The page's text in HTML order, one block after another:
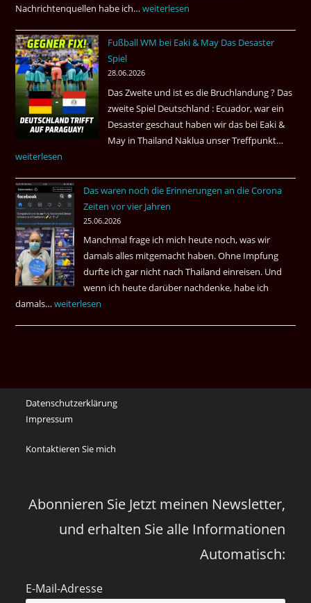
Nachrichtenquellen habe ich…Erdbeben
Venezuela
weiterlesen
Fußball WM bei Eaki & May Das Desaster
Spiel
28.06.2026
Das Zweite und ist es die Bruchlandung ? Das
zweite Spiel Deutschland : Ecuador, war ein
Desaster geschaut haben wir das bei Eaki &
May in Thailand Naklua unser Treffpunkt…
bei
weiterlesen
Das waren noch die Erinnerungen an die Corona
Zeiten vor vier Jahren
25.06.2026
Manchmal frage ich mich heute noch, was wir
damals alles mitgemacht haben. Ohne Impfung
durfte ich gar nicht nach Thailand einreisen. Und
wenn ich heute darüber nachdenke, habe ich
damals…Das
an
die
Corona
Zeiten
weiterlesen
Datenschutzerklärung
Impressum
Kontaktieren Sie mich
Abonnieren Sie Jetzt meinen Newsletter,
und erhalten Sie alle Informationen
Automatisch:
E-Mail-Adresse